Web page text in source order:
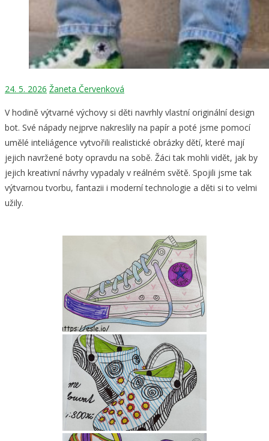
24. 5. 2026 Žaneta Červenková
V hodině výtvarné výchovy si děti navrhly vlastní originální design
bot. Své nápady nejprve nakreslily na papír a poté jsme pomocí
umělé inteliágence vytvořili realistické obrázky dětí, které mají
jejich navržené boty opravdu na sobě. Žáci tak mohli vidět, jak by
jejich kreativní návrhy vypadaly v reálném světě. Spojili jsme tak
výtvarnou tvorbu, fantazii i moderní technologie a děti si to velmi
užily.